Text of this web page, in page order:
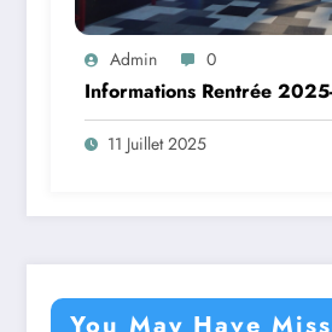
Admin 0
Informations Rentrée
11 Juillet 2025